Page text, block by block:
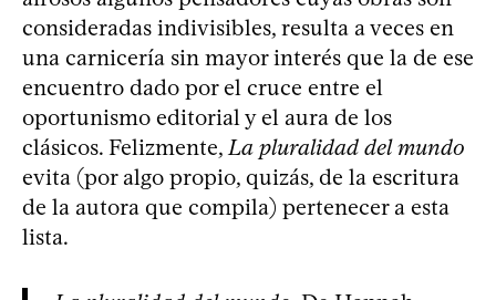
consideradas indivisibles, resulta a veces en
una carnicería sin mayor interés que la de ese
encuentro dado por el cruce entre el
oportunismo editorial y el aura de los
clásicos. Felizmente, La pluralidad del mundo
evita (por algo propio, quizás, de la escritura
de la autora que compila) pertenecer a esta
lista.